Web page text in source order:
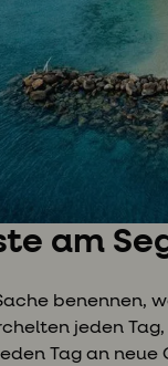
am
benennen,
jeden
Tag an